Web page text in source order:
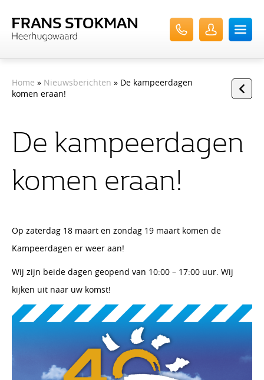
Home » Nieuwsberichten » De kampeerdagen
komen eraan!
De kampeerdagen
komen eraan!
Op zaterdag 18 maart en zondag 19 maart komen de
Kampeerdagen er weer aan!
Wij zijn beide dagen geopend van 10:00 – 17:00 uur. Wij
kijken uit naar uw komst!